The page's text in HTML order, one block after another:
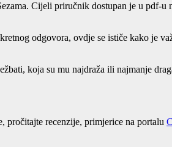
Cijeli priručnik dostupan je u pdf-u
odgovora, ovdje se ističe kako je
koja su mu najdraža ili najmanje
pročitajte recenzije, primjerice na portalu